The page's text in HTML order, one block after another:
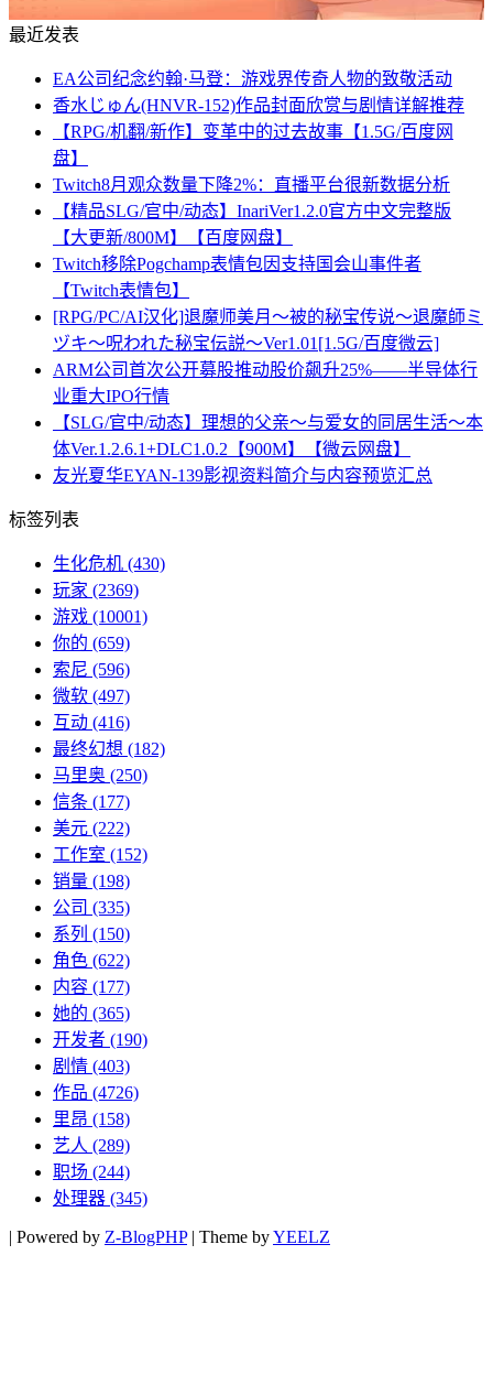
最近发表
EA公司纪念约翰·马登：游戏界传奇人物的致敬活动
香水じゅん(HNVR-152)作品封面欣赏与剧情详解推荐
【RPG/机翻/新作】变革中的过去故事【1.5G/百度网
盘】
Twitch8月观众数量下降2%：直播平台很新数据分析
【精品SLG/官中/动态】InariVer1.2.0官方中文完整版
【大更新/800M】【百度网盘】
Twitch移除Pogchamp表情包因支持国会山事件者
【Twitch表情包】
[RPG/PC/AI汉化]退魔师美月～被的秘宝传说～退魔師ミ
ヅキ～呪われた秘宝伝説～Ver1.01[1.5G/百度微云]
ARM公司首次公开募股推动股价飙升25%——半导体行
业重大IPO行情
【SLG/官中/动态】理想的父亲～与爱女的同居生活～本
体Ver.1.2.6.1+DLC1.0.2【900M】【微云网盘】
友光夏华EYAN-139影视资料简介与内容预览汇总
标签列表
生化危机 (430)
玩家 (2369)
游戏 (10001)
你的 (659)
索尼 (596)
微软 (497)
互动 (416)
最终幻想 (182)
马里奥 (250)
信条 (177)
美元 (222)
工作室 (152)
销量 (198)
公司 (335)
系列 (150)
角色 (622)
内容 (177)
她的 (365)
开发者 (190)
剧情 (403)
作品 (4726)
里昂 (158)
艺人 (289)
职场 (244)
处理器 (345)
| Powered by Z-BlogPHP | Theme byYEELZ